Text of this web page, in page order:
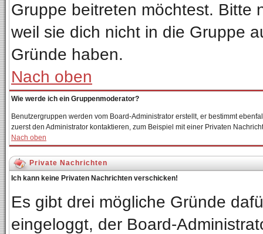
Gruppe beitreten möchtest. Bitte
weil sie dich nicht in die Gruppe
Gründe haben.
Nach oben
Wie werde ich ein Gruppenmoderator?
Benutzergruppen werden vom Board-Administrator erstellt, er bestimmt
zuerst den Administrator kontaktieren, zum Beispiel mit einer Privaten
Nach oben
Private Nachrichten
Ich kann keine Privaten Nachrichten verschicken!
Es gibt drei mögliche Gründe
eingeloggt, der Board-